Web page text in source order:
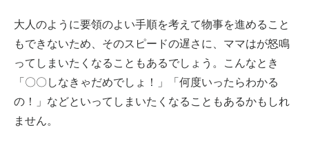
大人のように要領のよい手順を考えて物事を進めること
もできないため、そのスピードの遅さに、ママはが怒鳴
ってしまいたくなることもあるでしょう。こんなとき
「〇〇しなきゃだめでしょ！」「何度いったらわかる
の！」などといってしまいたくなることもあるかもしれ
ません。